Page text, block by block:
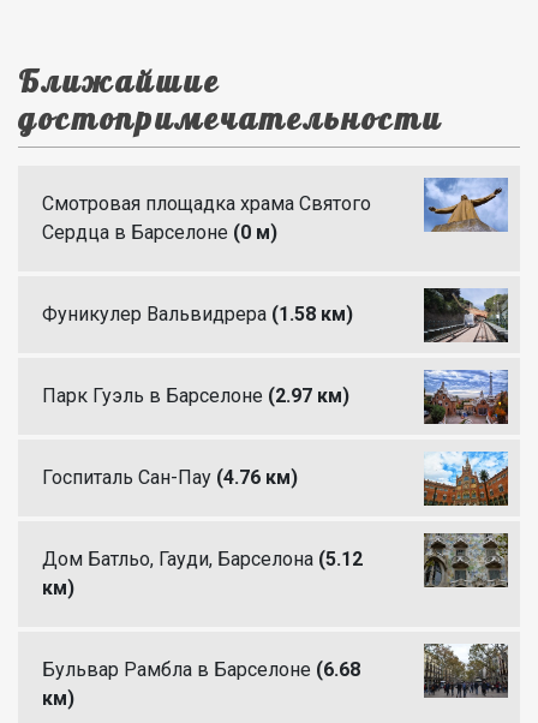
Ближайшие
достопримечательности
Смотровая площадка храма Святого
Сердца в Барселоне (0 м)
Фуникулер Вальвидрера (1.58 км)
Парк Гуэль в Барселоне (2.97 км)
Госпиталь Сан-Пау (4.76 км)
Дом Батльо, Гауди, Барселона (5.12
км)
Бульвар Рамбла в Барселоне (6.68
км)